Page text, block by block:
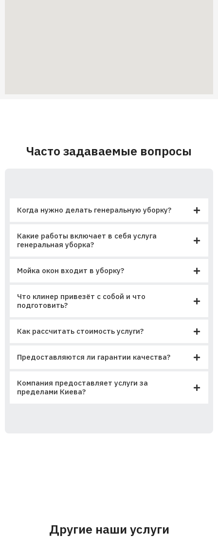
Часто задаваемые вопросы
Когда нужно делать генеральную уборку?
Какие работы включает в себя услуга
генеральная уборка?
Мойка окон входит в уборку?
Что клинер привезёт с собой и что
подготовить?
Как рассчитать стоимость услуги?
Предоставляются ли гарантии качества?
Компания предоставляет услуги за
пределами Киева?
Другие наши услуги